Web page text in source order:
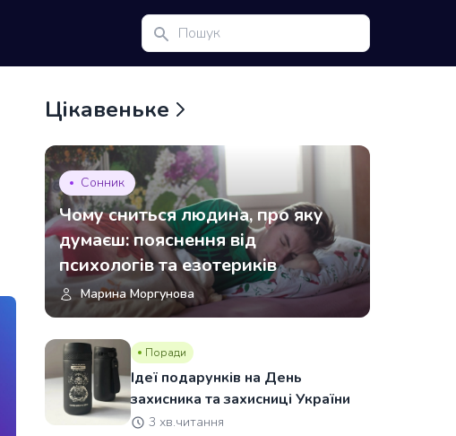
Цікавеньке
Сонник
Чому сниться людина, про яку
думаєш: пояснення від
психологів та езотериків
Марина Моргунова
Поради
Ідеї подарунків на День
захисника та захисниці України
3 хв.читання